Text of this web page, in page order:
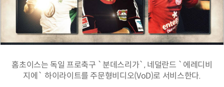
홈초이스는 독일 프로축구 `분데스리가`, 네덜란드 `에레디비
지에` 하이라이트를 주문형비디오(VoD)로 서비스한다.